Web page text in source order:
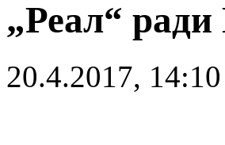
„Реал“
20.4.2017, 14:10